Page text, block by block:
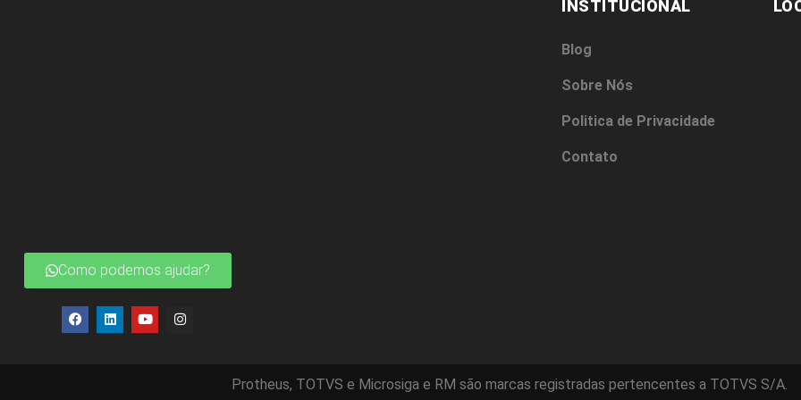
Como podemos ajudar?
INSTITUCIONAL
Blog
Sobre Nós
Politica de Privacidade
Contato
Protheus, TOTVS e Microsiga e RM são marcas registradas pertencentes a TOTVS S/A.